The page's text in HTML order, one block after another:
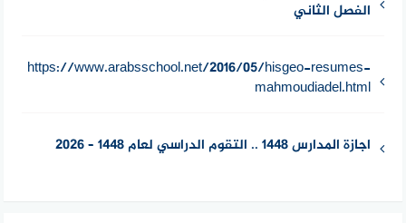
الفصل الثاني
https://www.arabsschool.net/2016/05/hisgeo-resumes-
mahmoudiadel.html
اجازة المدارس 1448 .. التقوم الدراسي لعام 1448 – 2026